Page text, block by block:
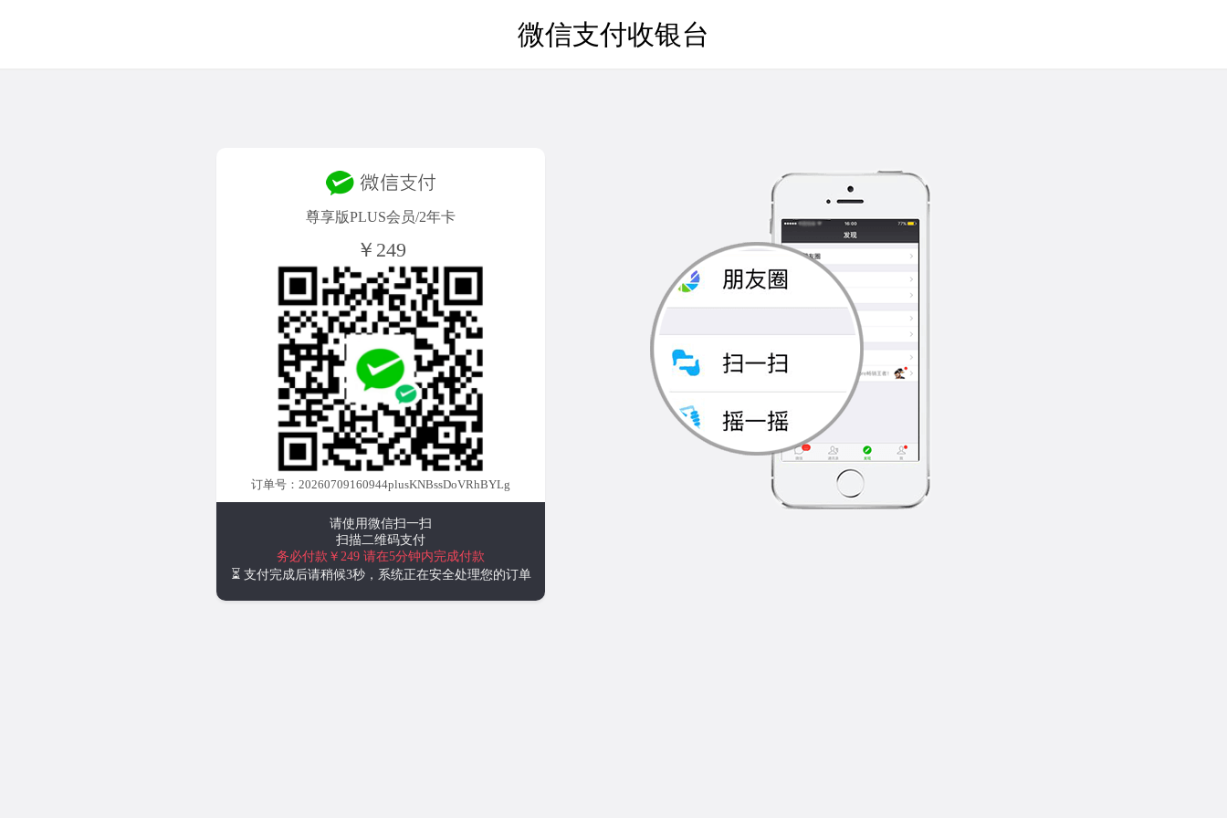
微信支付收银台
尊享版PLUS会员/2年卡
￥249
订单号：20260709160944plusKNBssDoVRhBYLg
请使用微信扫一扫
扫描二维码支付
务必付款￥249 请在5分钟内完成付款
⏳ 支付完成后请稍候3秒，系统正在安全处理您的订单